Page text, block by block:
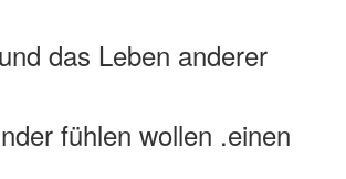
das Leben anderer
fühlen wollen .einen